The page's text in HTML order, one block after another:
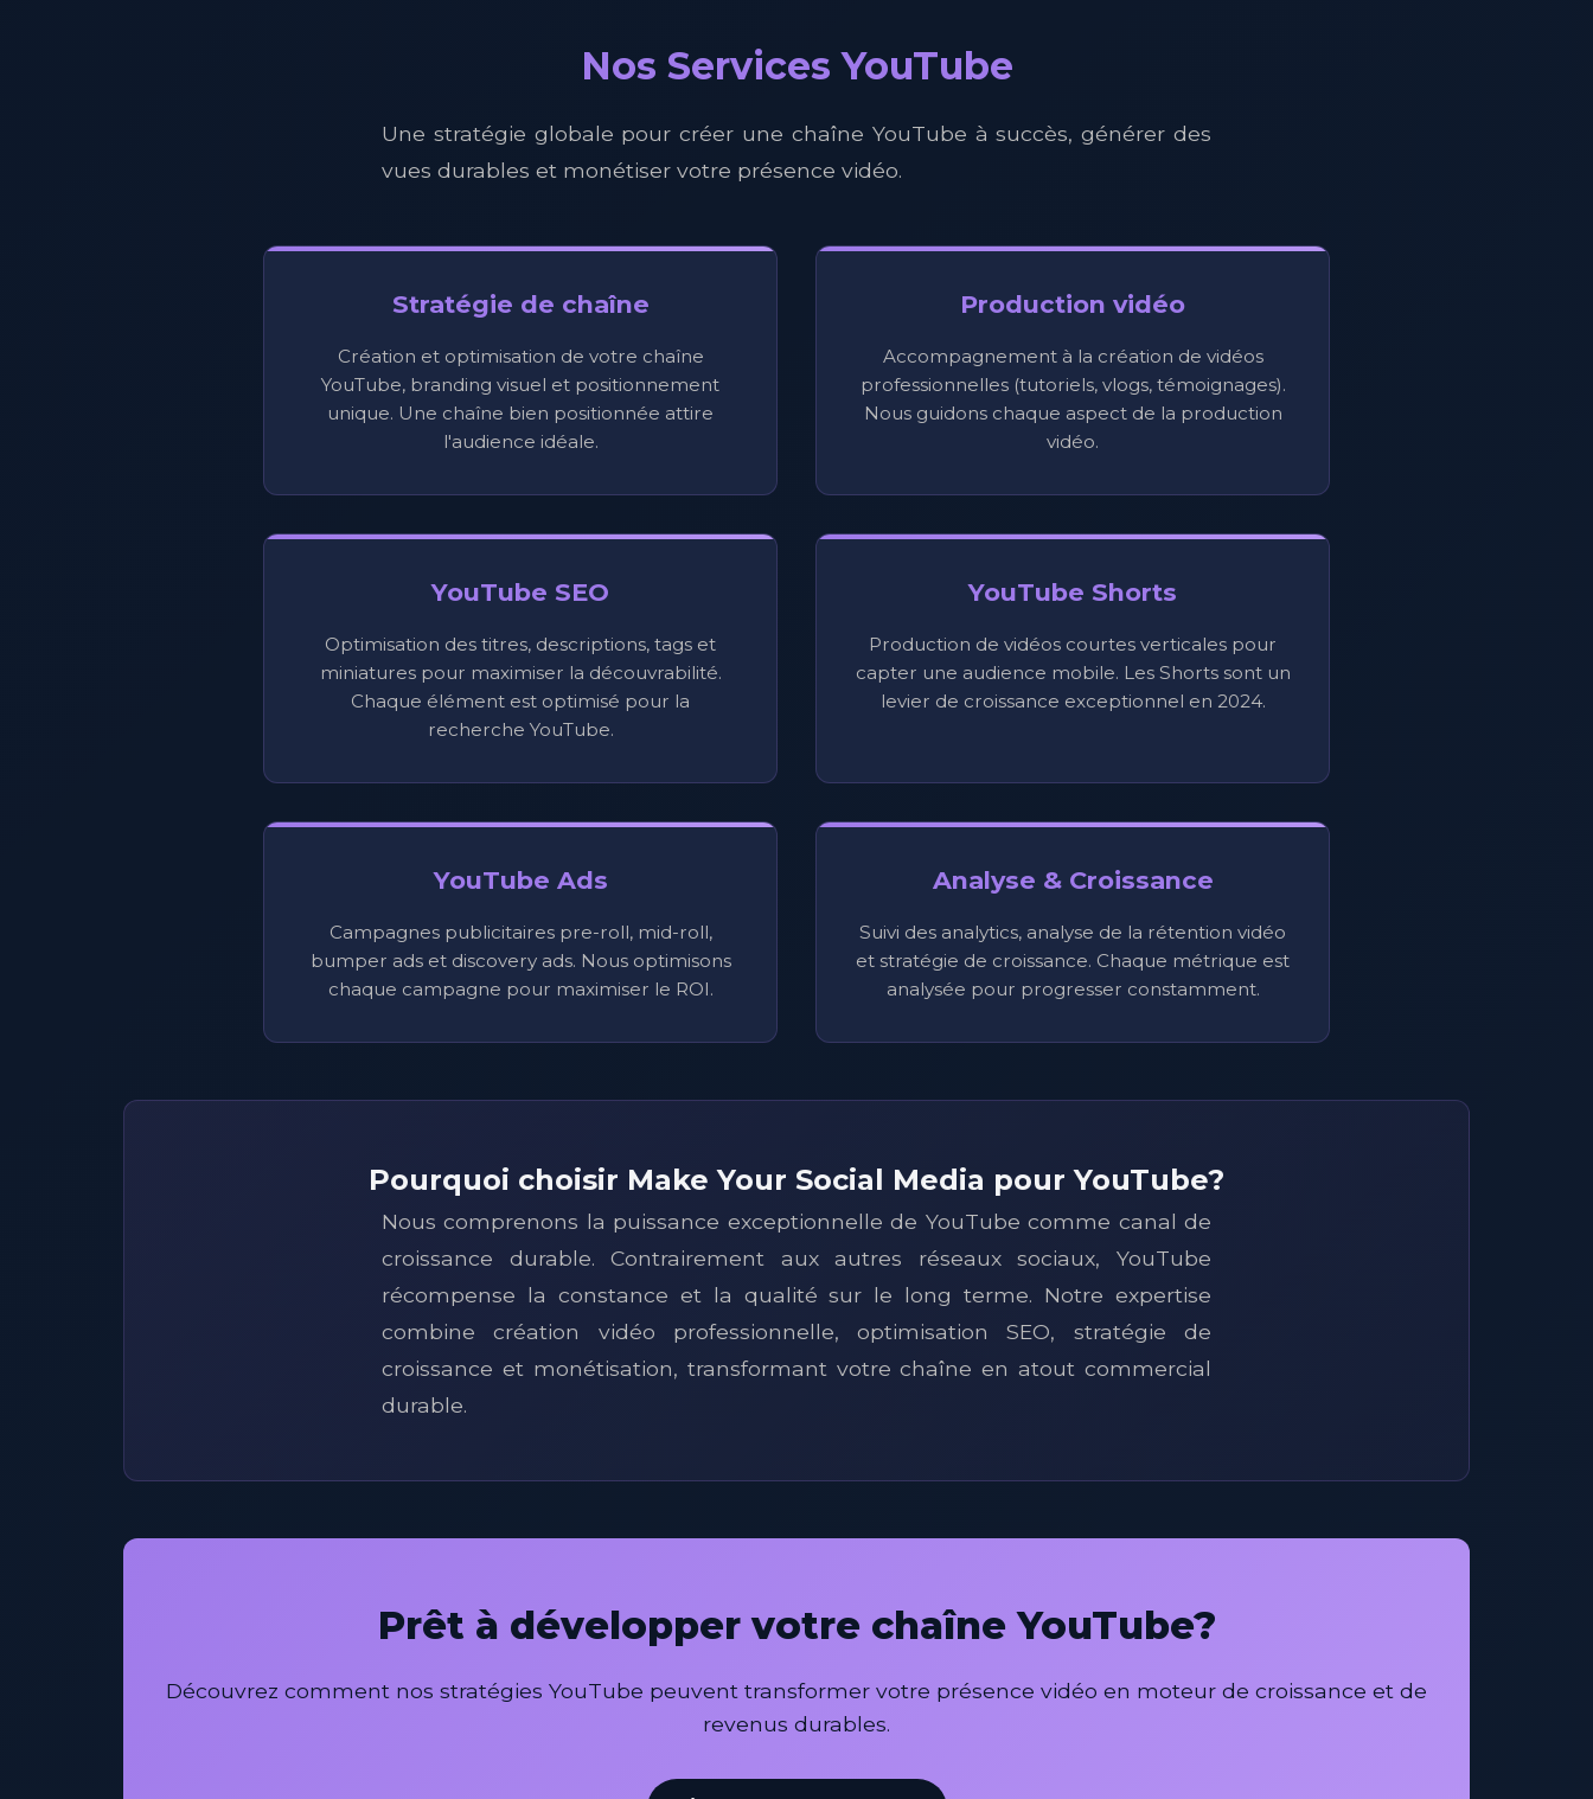
Nos Services YouTube
Une stratégie globale pour créer une chaîne YouTube à succès, générer des
vues durables et monétiser votre présence vidéo.
Stratégie de chaîne
Création et optimisation de votre chaîne
YouTube, branding visuel et positionnement
unique. Une chaîne bien positionnée attire
l'audience idéale.
Production vidéo
Accompagnement à la création de vidéos
professionnelles (tutoriels, vlogs, témoignages).
Nous guidons chaque aspect de la production
vidéo.
YouTube SEO
Optimisation des titres, descriptions, tags et
miniatures pour maximiser la découvrabilité.
Chaque élément est optimisé pour la
recherche YouTube.
YouTube Shorts
Production de vidéos courtes verticales pour
capter une audience mobile. Les Shorts sont un
levier de croissance exceptionnel en 2024.
YouTube Ads
Campagnes publicitaires pre-roll, mid-roll,
bumper ads et discovery ads. Nous optimisons
chaque campagne pour maximiser le ROI.
Analyse & Croissance
Suivi des analytics, analyse de la rétention vidéo
et stratégie de croissance. Chaque métrique est
analysée pour progresser constamment.
Pourquoi choisir Make Your Social Media pour YouTube?
Nous comprenons la puissance exceptionnelle de YouTube comme canal de
croissance durable. Contrairement aux autres réseaux sociaux, YouTube
récompense la constance et la qualité sur le long terme. Notre expertise
combine création vidéo professionnelle, optimisation SEO, stratégie de
croissance et monétisation, transformant votre chaîne en atout commercial
durable.
Prêt à développer votre chaîne YouTube?
Découvrez comment nos stratégies YouTube peuvent transformer votre présence vidéo en moteur de croissance et de
revenus durables.